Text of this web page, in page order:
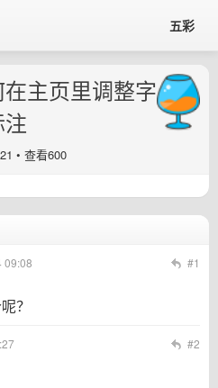
五彩
主页里调整字
• 查看600
09:08 #1
？
#2